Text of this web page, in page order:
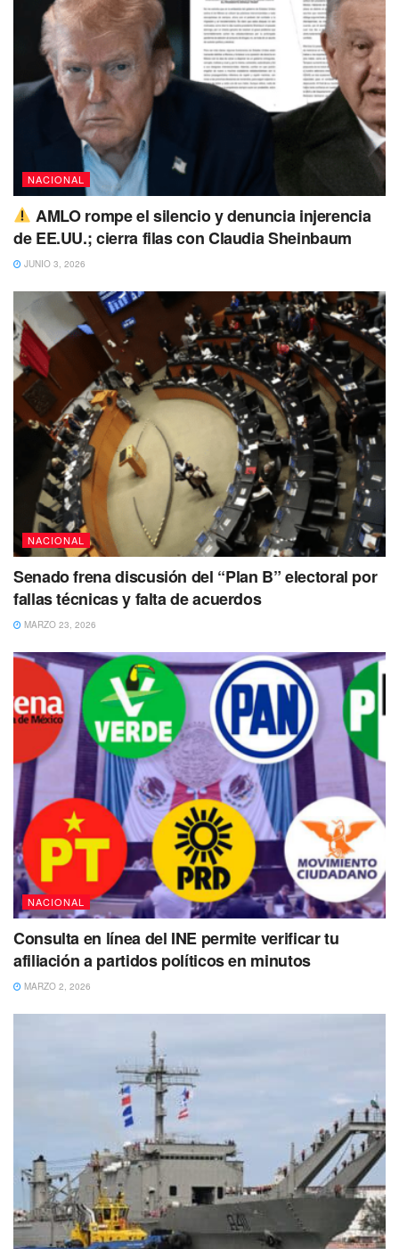
¿Qué información posee el gobierno de EE. UU. que
México aún no ha transparentado?
Tags: EU Morena visa
NACIONAL
AMLO rompe el silencio y denuncia injerencia
de EE.UU.; cierra filas con Claudia Sheinbaum
JUNIO 3, 2026
NACIONAL
Senado frena discusión del “Plan B” electoral por
fallas técnicas y falta de acuerdos
MARZO 23, 2026
NACIONAL
Consulta en línea del INE permite verificar tu
afiliación a partidos políticos en minutos
MARZO 2, 2026